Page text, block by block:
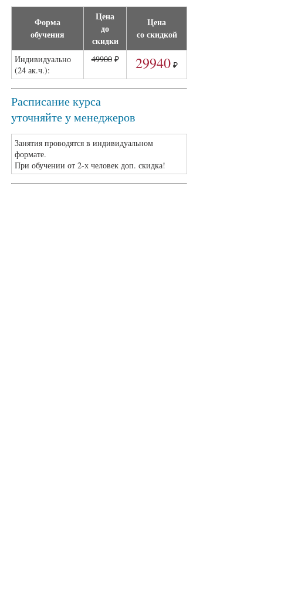
целью обработки моей заявки. Я
ознакомлен(а) с моим правом
отозвать данное согласие в любой
момент
Принимаюполитику
конфиденциальности.
Форма
обучения
Цена
до
скидки
Цена
со скидкой
Индивидуально
(24 ак.ч.):
49900₽ 29940 ₽
Расписание курса
уточняйте у менеджеров
Занятия проводятся в индивидуальном
формате.
При обучении от 2-х человек доп. скидка!